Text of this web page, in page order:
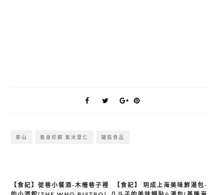
泰山 養身珍饌 紫米薏仁 罐裝食品
文
【食記】徙巷小餐酒-木柵巷子裡
【食記】 玥成上海美味鮮湯包-